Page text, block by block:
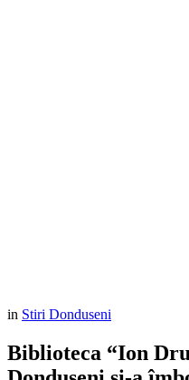
in Stiri Donduseni
Biblioteca “Ion